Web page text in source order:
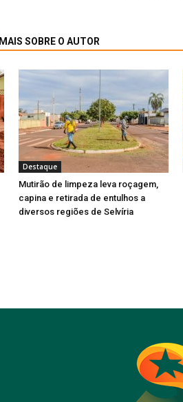
MAIS SOBRE O AUTOR
Destaque
Mutirão de limpeza leva roçagem,
capina e retirada de entulhos a
diversos regiões de Selvíria